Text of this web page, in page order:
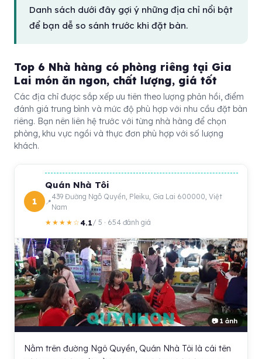
Danh sách dưới đây gợi ý những địa chỉ nổi bật
để bạn dễ so sánh trước khi đặt bàn.
Top 6 Nhà hàng có phòng riêng tại Gia
Lai món ăn ngon, chất lượng, giá tốt
Các địa chỉ được sắp xếp ưu tiên theo lượng phản hồi, điểm
đánh giá trung bình và mức độ phù hợp với nhu cầu đặt bàn
riêng. Bạn nên liên hệ trước với từng nhà hàng để chọn
phòng, khu vực ngồi và thực đơn phù hợp với số lượng
khách.
1
Quán Nhà Tôi
439 Đường Ngô Quyền, Pleiku, Gia Lai 600000, Việt
Nam
★★★★☆4.1/ 5 · 654 đánh giá
📷 1 ảnh
Nằm trên đường Ngô Quyền, Quán Nhà Tôi là cái tên